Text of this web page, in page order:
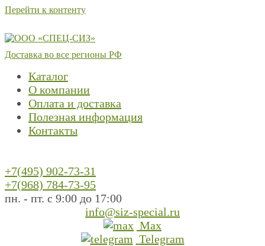
Перейти к контенту
Доставка во все регионы РФ
Каталог
О компании
Оплата и доставка
Полезная информация
Контакты
+7(495) 902-73-31
+7(968) 784-73-95
пн. - пт. с 9:00 до 17:00
info@siz-special.ru
Max
Telegram